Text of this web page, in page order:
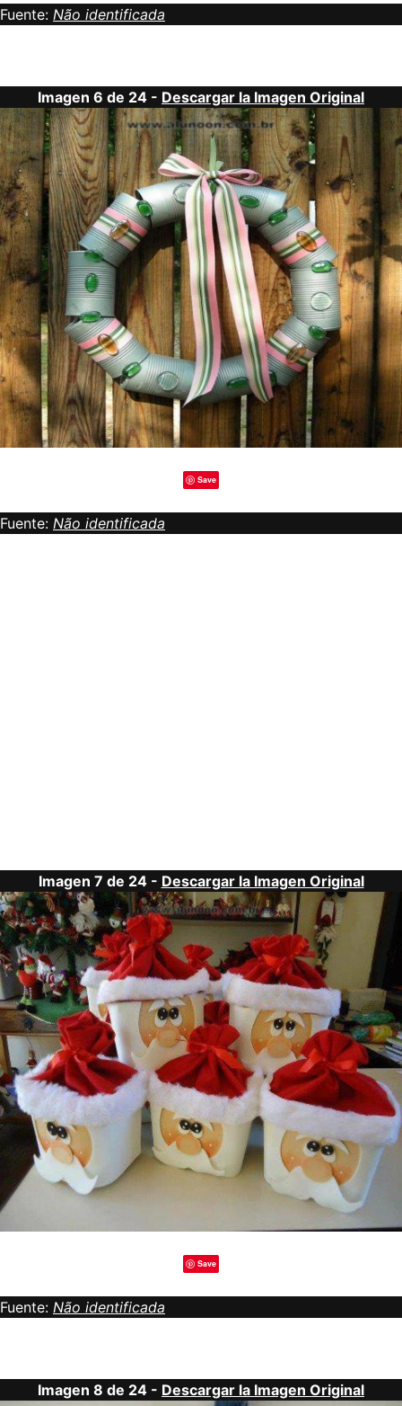
Fuente: Não identificada
Imagen 6 de 24 - Descargar la Imagen Original
Save
Fuente: Não identificada
Imagen 7 de 24 - Descargar la Imagen Original
Save
Fuente: Não identificada
Imagen 8 de 24 - Descargar la Imagen Original